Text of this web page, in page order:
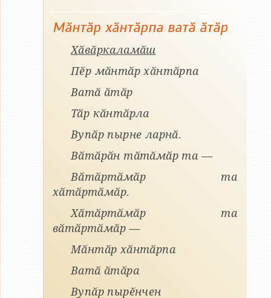
Мӑнтӑр хӑнтӑрпа ватӑ ӑтӑр
Хӑвӑркаламӑш
Пӗр мӑнтӑр хӑнтӑрпа
Ватӑ ӑтӑр
Тӑр кӑнтӑрла
Вупӑр пырне ларнӑ.
Вӑтӑрӑн тӑтӑмӑр та —
Вӑтӑртӑмӑр та
хӑтӑртӑмӑр.
Хӑтӑртӑмӑр та
вӑтӑртӑмӑр —
Мӑнтӑр хӑнтӑрпа
Ватӑ ӑтӑра
Вупӑр пырӗнчен